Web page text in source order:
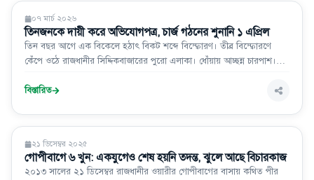
আইন-আদালত
০৭ মার্চ ২০২৬
তিনজনকে দায়ী করে অভিযোগপত্র, চার্জ গঠনের শুনানি ১ এপ্রিল
তিন বছর আগে এক বিকেলে হঠাৎ বিকট শব্দে বিস্ফোরণ। তীব্র বিস্ফোরণে
কেঁপে ওঠে রাজধানীর সিদ্দিকবাজারের পুরো এলাকা। ধোঁয়ায় আচ্ছন্ন চারপাশ।
ভবনের ভেতরে ও বাইরে থাকা ২৬টি তাজা প্রাণ ঝরে যায়। আহতদের
বিস্তারিত
আইন-আদালত
২১ ডিসেম্বর ২০২৫
গোপীবাগে ৬ খুন: একযুগেও শেষ হয়নি তদন্ত, ঝুলে আছে বিচারকাজ
২০১৩ সালের ২১ ডিসেম্বর রাজধানীর ওয়ারীর গোপীবাগের বাসায় কথিত পীর